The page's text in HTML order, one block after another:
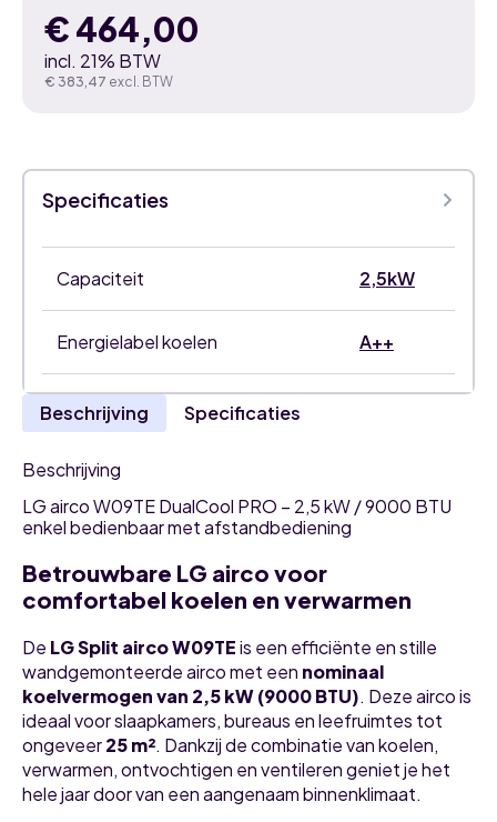
€464,00
incl. 21% BTW
€ 383,47 excl. BTW
Specificaties
Capaciteit 2,5kW
Energielabel koelen A++
Beschrijving Specificaties
Beschrijving
LG airco W09TE DualCool PRO – 2,5 kW / 9000 BTU
enkel bedienbaar met afstandbediening
Betrouwbare LG airco voor
comfortabel koelen en verwarmen
De LG Split airco W09TEis een efficiënte en stille
wandgemonteerde airco met een nominaal
koelvermogen van 2,5 kW (9000 BTU). Deze airco is
ideaal voor slaapkamers, bureaus en leefruimtes tot
ongeveer25 m². Dankzij de combinatie van koelen,
verwarmen, ontvochtigen en ventileren geniet je het
hele jaar door van een aangenaam binnenklimaat.